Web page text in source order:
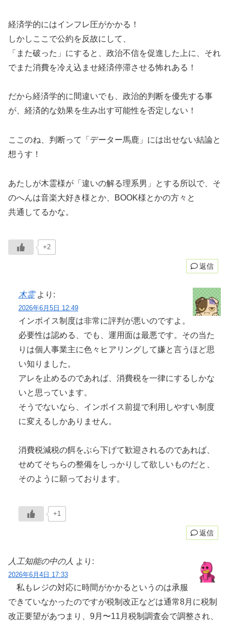
経済学的にはインフレ圧がかかる！
しかしここで公約を反故にして、
「また破った」にすると、政治不信を促進した上に、それ
でまた消費を冷え込ませ経済停滞させる怖れある！
だから経済学的に間違いでも、政治的判断を優先する事
が、経済的な効果を生み出す可能性を否定しない！
ここのね、判断って「データー馬鹿」には出せない結論と
想うす！
あたしが木霊様が「違いの解る理系男」とする所以で、そ
のへんは音楽大好き様とか、BOOK様とかの方々と
共通してるかな。
+2
返信
木霊 より:
2026年6月5日 12:49
インボイス制度は非常に評判が悪いのですよ。
必要性は認める、でも、運用面は最悪です。その当た
りは個人事業主に色々ヒアリングして嫌と言うほど思
い知りました。
アレを止めるのであれば、消費税を一律にするしかな
いと思っています。
そうでないなら、インボイス前提で利用しやすい制度
に変えるしかありません。
消費税減税の餌をぶら下げて歓迎されるのであれば、
せめてそちらの整備をしっかりして欲しいものだと、
そのように願っております。
+1
返信
人工知能の中の人 より:
2026年6月4日 17:33
私もレジの対応に時間がかかるというのは承服
できていなかったのですが税制改正などは通常8月に税制
改正要望があつまり、9月〜11月税制調査会で調整され、